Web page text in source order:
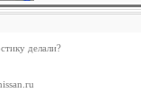
делали?